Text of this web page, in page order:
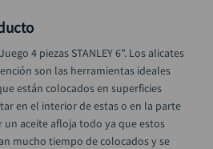
4 piezas STANLEY 6". Los alicates
son las herramientas ideales
están colocados en superficies
en el interior de estas o en la parte
un aceite afloja todo ya que estos
mucho tiempo de colocados y se